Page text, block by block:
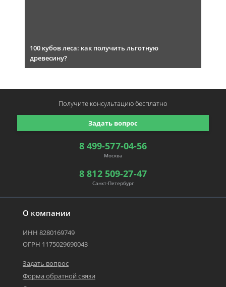
100 кубов леса: как получить льготную
древесину?
О компании
ИНН 8280169749
ОГРН 1175029690043
Задать вопрос
Форма обратной связи
8 499-577-04-56
Москва
8 812 509-27-47
Санкт-Петербург
Задать вопрос
Получите консультациюбесплатно